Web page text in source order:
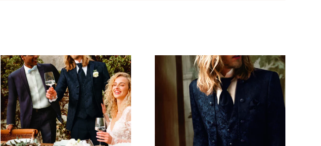
Costume style
baroque bleu
nuit
Costume style
classique bleu
canard